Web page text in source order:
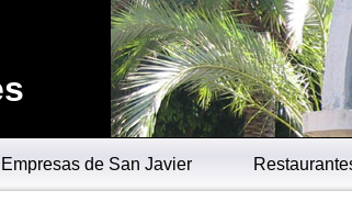
Empresas de San Javier